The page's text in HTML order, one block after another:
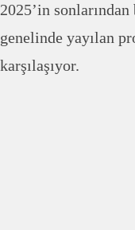
2025’in
genelinde yayılan
karşılaşıyor.